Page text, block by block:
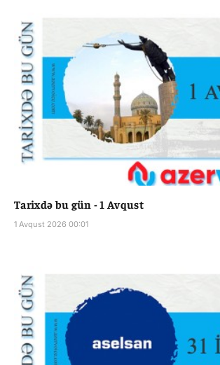
Tarixdə bu gün - 1 Avqust
1 Avqust 2026 00:01